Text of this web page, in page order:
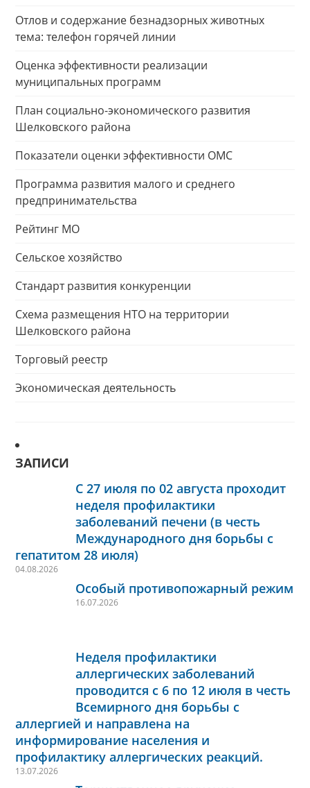
Отлов и содержание безнадзорных животных
тема: телефон горячей линии
Оценка эффективности реализации
муниципальных программ
План социально-экономического развития
Шелковского района
Показатели оценки эффективности ОМС
Программа развития малого и среднего
предпринимательства
Рейтинг МО
Сельское хозяйство
Стандарт развития конкуренции
Схема размещения НТО на территории
Шелковского района
Торговый реестр
Экономическая деятельность
ЗАПИСИ
С 27 июля по 02 августа проходит
неделя профилактики
заболеваний печени (в честь
Международного дня борьбы с
гепатитом 28 июля)
04.08.2026
Особый противопожарный режим
16.07.2026
Неделя профилактики
аллергических заболеваний
проводится с 6 по 12 июля в честь
Всемирного дня борьбы с
аллергией и направлена на
информирование населения и
профилактику аллергических реакций.
13.07.2026